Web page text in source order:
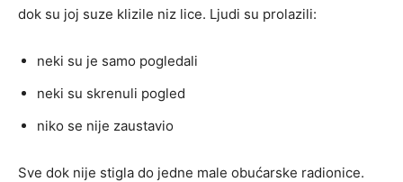
dok su joj suze klizile niz lice. Ljudi su prolazili:
neki su je samo pogledali
neki su skrenuli pogled
niko se nije zaustavio
Sve dok nije stigla do jedne male obućarske radionice.